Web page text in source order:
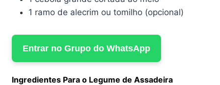
1 ramo de alecrim ou tomilho (opcional)
Entrar no Grupo do WhatsApp
Ingredientes Para o Legume de Assadeira